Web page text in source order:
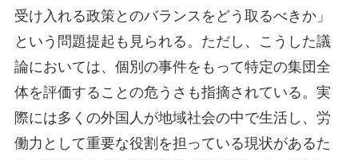
受け入れる政策とのバランスをどう取るべきか」
という問題提起も見られる。ただし、こうした議
論においては、個別の事件をもって特定の集団全
体を評価することの危うさも指摘されている。実
際には多くの外国人が地域社会の中で生活し、労
働力として重要な役割を担っている現状があるた